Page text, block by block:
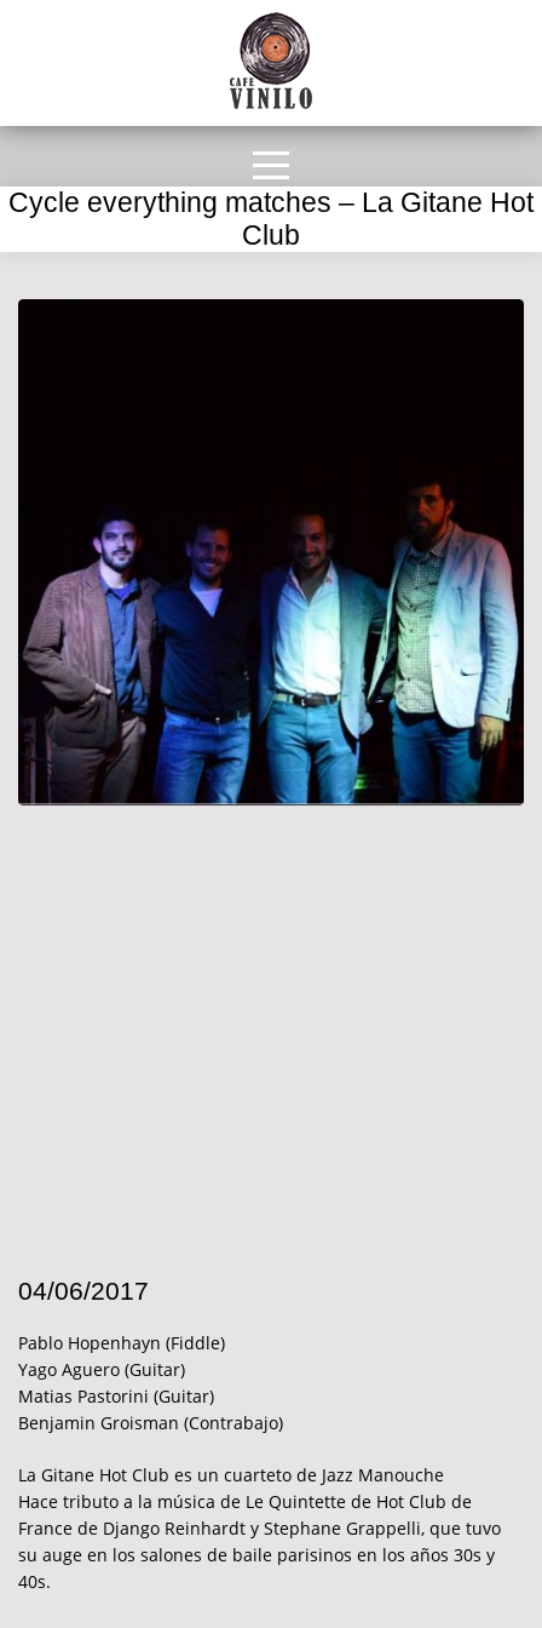
Cycle everything matches – La Gitane Hot
Club
04/06/2017
Pablo Hopenhayn (Fiddle)
Yago Aguero (Guitar)
Matias Pastorini (Guitar)
Benjamin Groisman (Contrabajo)
La Gitane Hot Club es un cuarteto de Jazz Manouche
Hace tributo a la música de Le Quintette de Hot Club de
France de Django Reinhardt y Stephane Grappelli, que tuvo
su auge en los salones de baile parisinos en los años 30s y
40s.